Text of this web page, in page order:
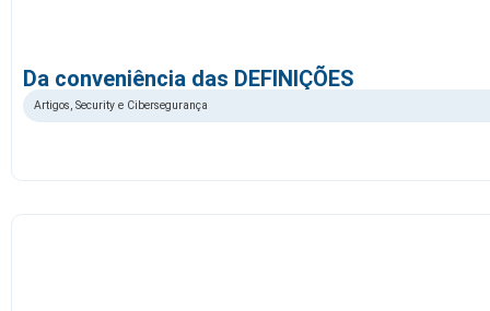
Da conveniência das DEFINIÇÕES
Artigos, Security e Cibersegurança